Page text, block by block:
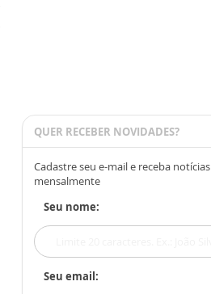
QUER RECEBER NOVIDADES?
Cadastre seu e-mail e receba notícias
mensalmente
Seu nome:
Seu email: